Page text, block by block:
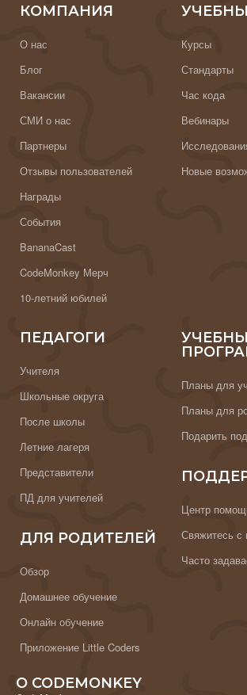
КОМПАНИЯ
О нас
Блог
Вакансии
СМИ о нас
Партнеры
Отзывы пользователей
Награды
События
BananaCast
CodeMonkey Мерч
10-летний юбилей
Курсы
Стандарты
Час кода
Вебинары
Новые
ПЕДАГОГИ
Учителя
Школьные округа
После школы
Летние лагеря
Представители
ПД для учителей
ДЛЯ РОДИТЕЛЕЙ
Обзор
Домашнее обучение
Онлайн обучение
Приложение Little Coders
Планы для
Планы для
Подарить
Центр
Свяжитесь с
Часто
О CODEMONKEY